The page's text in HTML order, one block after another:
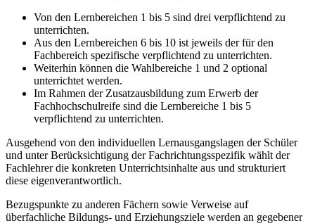
Von den Lernbereichen 1 bis 5 sind drei verpflichtend zu
unterrichten.
Aus den Lernbereichen 6 bis 10 ist jeweils der für den
Fachbereich spezifische verpflichtend zu unterrichten.
Weiterhin können die Wahlbereiche 1 und 2 optional
unterrichtet werden.
Im Rahmen der Zusatzausbildung zum Erwerb der
Fachhochschulreife sind die Lernbereiche 1 bis 5
verpflichtend zu unterrichten.
Ausgehend von den individuellen Lernausgangslagen der Schüler
und unter Berücksichtigung der Fachrichtungsspezifik wählt der
Fachlehrer die konkreten Unterrichtsinhalte aus und strukturiert
diese eigenverantwortlich.
Bezugspunkte zu anderen Fächern sowie Verweise auf
überfachliche Bildungs- und Erziehungsziele werden an gegebener